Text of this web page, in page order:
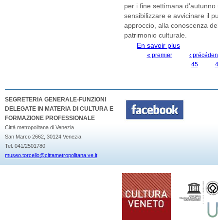
per i fine settimana
sensibilizzare e avvicinare il
approccio, alla conoscenza
patrimonio culturale.
En savoir plus
Provinciale
« premier
‹
45
SEGRETERIA GENERALE-FUNZIONI
DELEGATE IN MATERIA DI CULTURA E
FORMAZIONE PROFESSIONALE
Città metropolitana di Venezia
San Marco 2662, 30124 Venezia
Tel. 041/2501780
museo.torcello@cittametropolitana.ve.it